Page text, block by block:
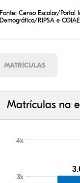
Fonte: Censo Escolar/Portal
Demográfico/RIPSA e
MATRÍCULAS
Matrículas na
3k
4k